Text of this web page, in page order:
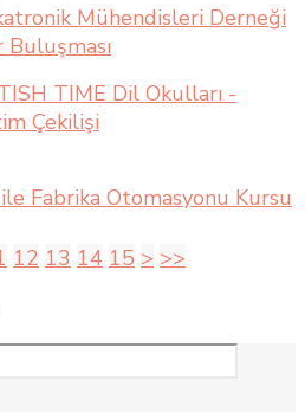
Mühendisleri Derneği
Buluşması
TIME Dil Okulları -
Çekilişi
Fabrika Otomasyonu Kursu
12 13 14 15 > >>